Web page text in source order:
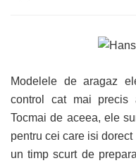
Modelele de aragaz
control cat mai precis
Tocmai de aceea, ele
pentru cei care isi
un timp scurt de